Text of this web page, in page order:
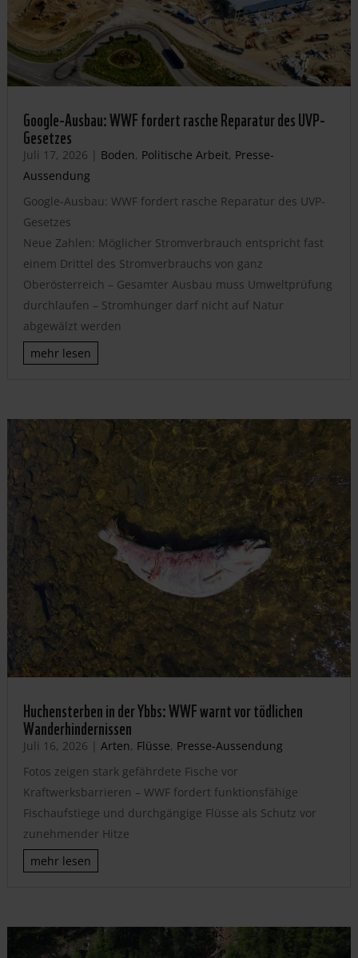
Google-Ausbau: WWF fordert rasche Reparatur des UVP-
Gesetzes
Juli 17, 2026 | Boden, Politische Arbeit, Presse-
Aussendung
Google-Ausbau: WWF fordert rasche Reparatur des UVP-
Gesetzes
Neue Zahlen: Möglicher Stromverbrauch entspricht fast
einem Drittel des Stromverbrauchs von ganz
Oberösterreich – Gesamter Ausbau muss Umweltprüfung
durchlaufen – Stromhunger darf nicht auf Natur
abgewälzt werden
mehr lesen
Huchensterben in der Ybbs: WWF warnt vor tödlichen
Wanderhindernissen
Juli 16, 2026 | Arten, Flüsse, Presse-Aussendung
Fotos zeigen stark gefährdete Fische vor
Kraftwerksbarrieren – WWF fordert funktionsfähige
Fischaufstiege und durchgängige Flüsse als Schutz vor
zunehmender Hitze
mehr lesen